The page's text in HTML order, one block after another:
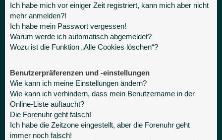
Ich habe mich vor einiger Zeit registriert, kann mich aber nicht
mehr anmelden?!
Ich habe mein Passwort vergessen!
Warum werde ich automatisch abgemeldet?
Wozu ist die Funktion „Alle Cookies löschen“?
Benutzerpräferenzen und -einstellungen
Wie kann ich meine Einstellungen ändern?
Wie kann ich verhindern, dass mein Benutzername in der
Online-Liste auftaucht?
Die Forenuhr geht falsch!
Ich habe die Zeitzone eingestellt, aber die Forenuhr geht
immer noch falsch!